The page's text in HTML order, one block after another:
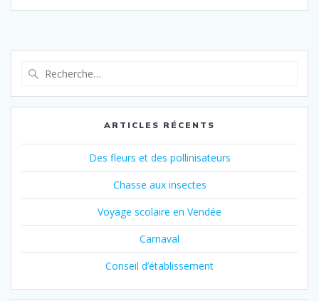
:
ARTICLES RÉCENTS
Des fleurs et des pollinisateurs
Chasse aux insectes
Voyage scolaire en Vendée
Carnaval
Conseil d’établissement